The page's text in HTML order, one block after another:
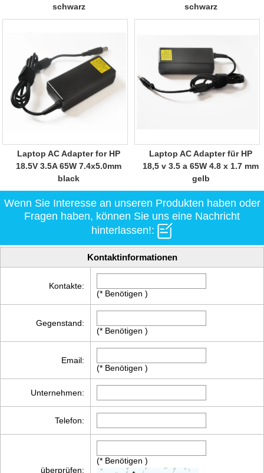
schwarz
schwarz
Laptop AC Adapter for HP
18.5V 3.5A 65W 7.4x5.0mm
black
Laptop AC Adapter für HP
18,5 v 3.5 a 65W 4.8 x 1.7 mm
gelb
Wenn Sie Interesse an unseren Produkten haben oder
Fragen haben, können Sie uns eine Nachricht
hinterlassen!:
Kontaktinformationen
Kontakte:
(* Benötigen )
Gegenstand:
(* Benötigen )
Email:
(* Benötigen )
Unternehmen:
Telefon:
überprüfen:
(* Benötigen )